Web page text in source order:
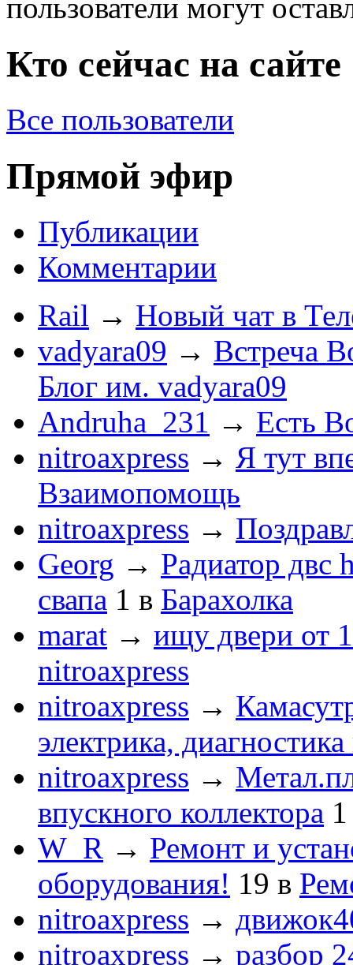
пользователи могут
Кто сейчас на сайте
Все пользователи
Прямой эфир
Публикации
Комментарии
Rail → Новый чат в
vadyara09 → Встреча
Блог им. vadyara09
Andruha_231 → Есть
nitroaxpress → Я тут
Взаимопомощь
nitroaxpress →
Georg → Радиатор двс
свапа 1 в Барахолка
marat → ищу двери от
nitroaxpress
nitroaxpress →
электрика,
nitroaxpress →
впускного коллектора 1
W_R → Ремонт и
оборудования! 19 в
nitroaxpress →
nitroaxpress → разбор